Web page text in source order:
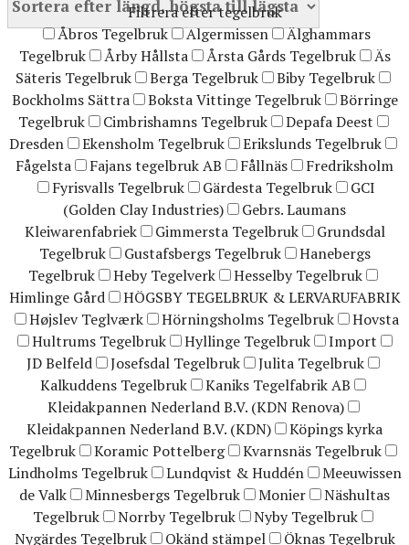
Filtrera efter tegelbruk
Åbros Tegelbruk
Algermissen
Älghammars
Tegelbruk
Årby Hållsta Årsta Gårds Tegelbruk
Äs
Säteris Tegelbruk
Berga Tegelbruk
Biby Tegelbruk
Bockholms Sättra
Boksta Vittinge Tegelbruk
Börringe
Tegelbruk
Cimbrishamns Tegelbruk
Depafa Deest
Dresden
Ekensholm Tegelbruk
Erikslunds Tegelbruk
Fågelsta
Fajans tegelbruk AB Fållnäs
Fredriksholm
Fyrisvalls Tegelbruk
Gärdesta Tegelbruk
GCI
(Golden Clay Industries)
Gebrs. Laumans
Kleiwarenfabriek
Gimmersta Tegelbruk
Grundsdal
Tegelbruk
Gustafsbergs Tegelbruk
Hanebergs
Tegelbruk
Heby Tegelverk
Hesselby Tegelbruk
Himlinge Gård
HÖGSBY TEGELBRUK & LERVARUFABRIK
Højslev Teglværk
Hörningsholms Tegelbruk
Hovsta
Hultrums Tegelbruk
Hyllinge Tegelbruk
Import
JD Belfeld
Josefsdal Tegelbruk
Julita Tegelbruk
Kalkuddens Tegelbruk
Kaniks Tegelfabrik AB
Kleidakpannen Nederland B.V. (KDN Renova)
Kleidakpannen Nederland B.V. (KDN)
Köpings kyrka
Tegelbruk
Koramic Pottelberg
Kvarnsnäs Tegelbruk
Lindholms Tegelbruk
Lundqvist & Huddén
Meeuwissen
de Valk
Minnesbergs Tegelbruk Monier
Näshultas
Tegelbruk
Norrby Tegelbruk
Nyby Tegelbruk
Nygärdes Tegelbruk
Okänd stämpel Öknas Tegelbruk